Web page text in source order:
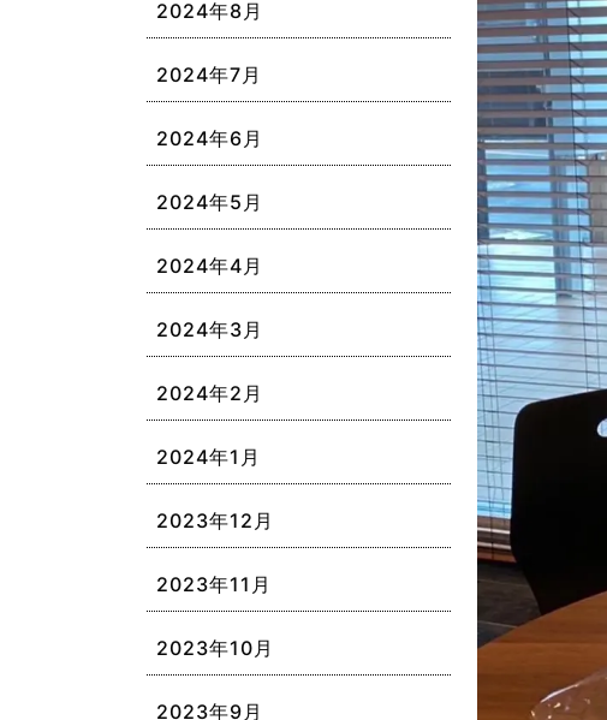
2024年8月
2024年7月
2024年6月
2024年5月
2024年4月
2024年3月
2024年2月
2024年1月
2023年12月
2023年11月
2023年10月
2023年9月